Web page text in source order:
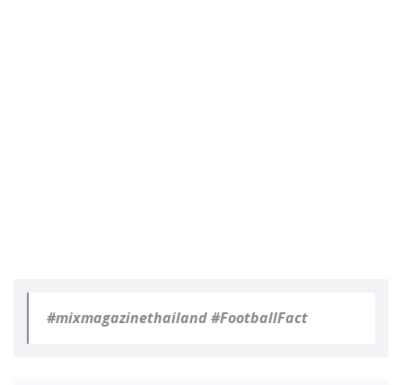
#mixmagazinethailand #FootballFact